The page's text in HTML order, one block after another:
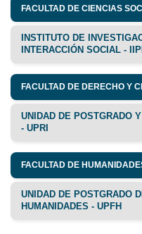
FACULTAD DE CIENCIAS
INSTITUTO DE
INTERACCIÓN SOCIAL -
FACULTAD DE DERECHO Y
UNIDAD DE POSTGRADO
- UPRI
FACULTAD DE
UNIDAD DE POSTGRADO
HUMANIDADES - UPFH